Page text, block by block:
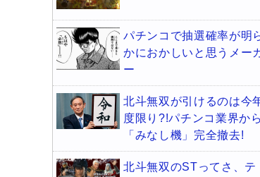
パチンコで抽選確率が明
かにおかしいと思うメー
ー
北斗無双が引けるのは今
度限り?!パチンコ業界から
「みなし機」完全撤去!
北斗無双のSTってさ、テ